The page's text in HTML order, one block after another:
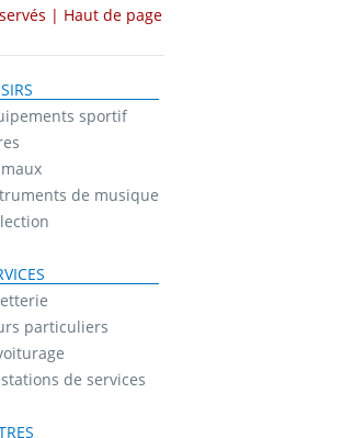
| Haut de page
sportif
de musique
particuliers
de services